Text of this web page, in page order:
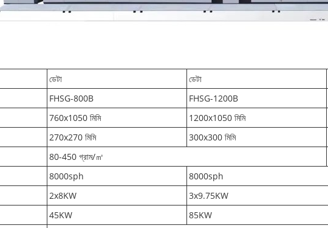
ডেটা ডেটা
FHSG-800B FHSG-1200B
760x1050 মিমি 1200x1050 মিমি
270x270 মিমি 300x300 মিমি
80-450 গ্রাম/㎡
8000sph 8000sph
2x8KW
3x9.75KW
45KW
85KW